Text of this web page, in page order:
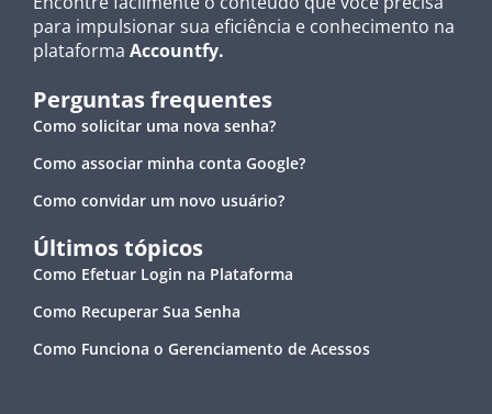
para impulsionar sua eficiência e conhecimento na
plataforma Accountfy.
Perguntas frequentes
Como solicitar uma nova senha?
Como associar minha conta Google?
Como convidar um novo usuário?
Últimos tópicos
Como Efetuar Login na Plataforma
Como Recuperar Sua Senha
Como Funciona o Gerenciamento de Acessos